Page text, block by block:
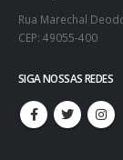
Rua Marechal
CEP: 49055-400
SIGA NOSSAS REDES